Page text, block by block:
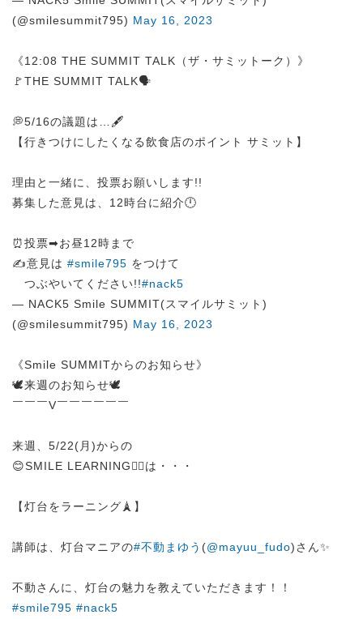
(@smilesummit795) May 16, 2023
《12:08 THE SUMMIT TALK（ザ・サミットーク）》
🚩THE SUMMIT TALK🗣️
💭5/16の議題は…🖋️
【行きつけにしたくなる飲食店のポイント サミット】
理由と一緒に、投票お願いします!!
募集した意見は、12時台に紹介🕛
⏰投票➡︎お昼12時まで
✍️意見は #smile795 をつけて
つぶやいてください!!#nack5
— NACK5 Smile SUMMIT(スマイルサミット)
(@smilesummit795) May 16, 2023
《Smile SUMMITからのお知らせ》
🕊️来週のお知らせ🕊️
￣￣￣V￣￣￣￣￣￣
来週、5/22(月)からの
😊SMILE LEARNING✍🏻は・・・
【灯台をラーニング🗼】
講師は、灯台マニアの#不動まゆう (@mayuu_fudo)さん✨
不動さんに、灯台の魅力を教えていただきます！！
#smile795 #nack5